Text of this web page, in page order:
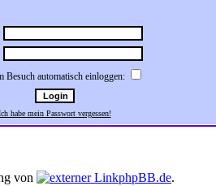
Besuch automatisch einloggen:
habe mein Passwort vergessen!
von phpBB.de.